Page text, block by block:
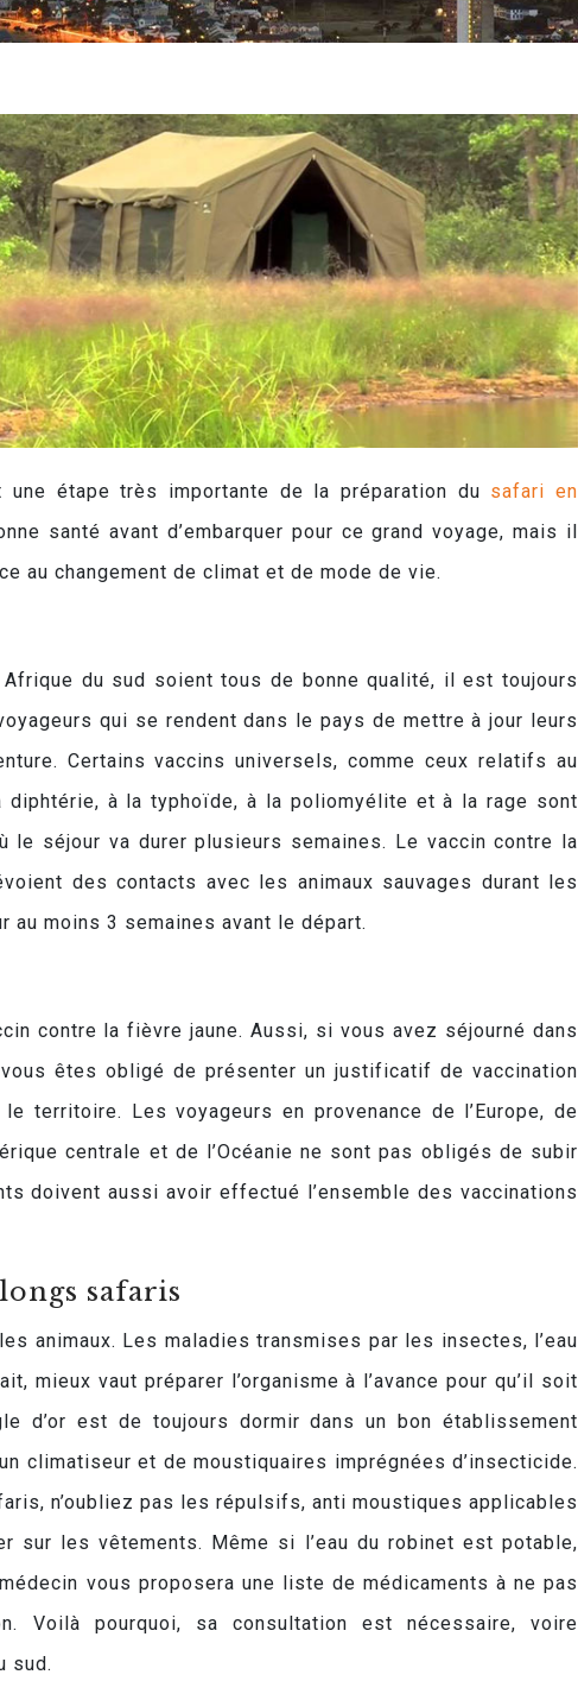
étape très importante de la préparation du safari en
santé avant d’embarquer pour ce grand voyage, mais il
au changement de climat et de mode de vie.
du sud soient tous de bonne qualité, il est toujours
qui se rendent dans le pays de mettre à jour leurs
Certains vaccins universels, comme ceux relatifs au
à la typhoïde, à la poliomyélite et à la rage sont
le séjour va durer plusieurs semaines. Le vaccin contre la
des contacts avec les animaux sauvages durant les
au moins 3 semaines avant le départ.
contre la fièvre jaune. Aussi, si vous avez séjourné dans
êtes obligé de présenter un justificatif de vaccination
territoire. Les voyageurs en provenance de l’Europe, de
centrale et de l’Océanie ne sont pas obligés de subir
doivent aussi avoir effectué l’ensemble des vaccinations
safaris
animaux. Les maladies transmises par les insectes, l’eau
mieux vaut préparer l’organisme à l’avance pour qu’il soit
d’or est de toujours dormir dans un bon établissement
climatiseur et de moustiquaires imprégnées d’insecticide.
n’oubliez pas les répulsifs, anti moustiques applicables
sur les vêtements. Même si l’eau du robinet est potable,
vous proposera une liste de médicaments à ne pas
Voilà pourquoi, sa consultation est nécessaire, voire
sud.